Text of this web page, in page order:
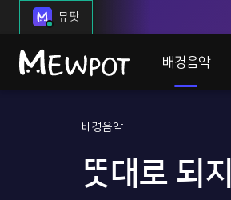
뮤팟
배경음악
배경음악
뜻대로 되